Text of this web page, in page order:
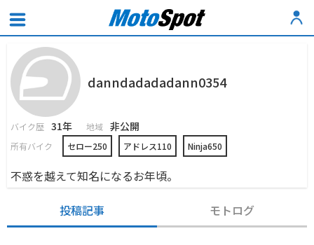
danndadadadann0354
バイク歴 31年 地域 非公開
所有バイク セロー250 アドレス110 Ninja650
不惑を越えて知名になるお年頃。
投稿記事 モトログ